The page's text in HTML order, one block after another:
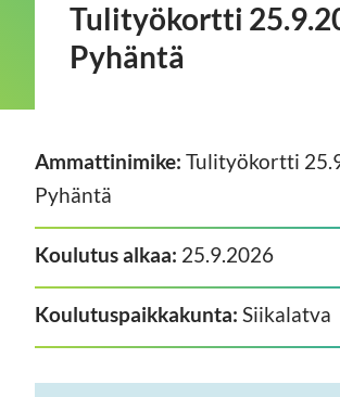
Tulityökortti
Pyhäntä
Ammattinimike: Tulityökortti
Pyhäntä
Koulutus alkaa: 25.9.2026
Koulutuspaikkakunta: Siikalatva